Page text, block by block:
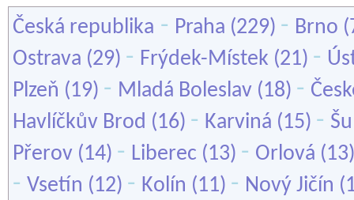
Česká republika - Praha (229) - Brno
Ostrava (29) - Frýdek-Místek (21) -
Plzeň (19) - Mladá Boleslav (18) -
Havlíčkův Brod (16) - Karviná (15) -
Přerov (14) - Liberec (13) - Orlová
- Vsetín (12) - Kolín (11) - Nový Jičín